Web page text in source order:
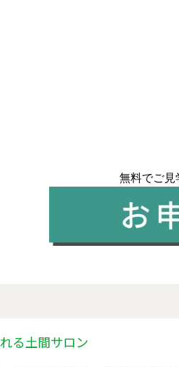
無料でご見
る土間サロン